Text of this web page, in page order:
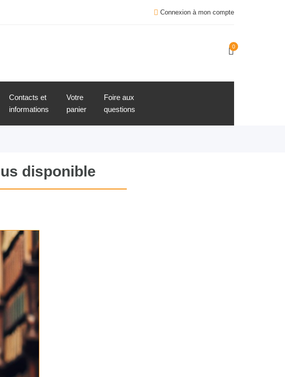
Connexion à mon compte
0
Contacts et
informations
Votre
panier
Foire aux
questions
disponible